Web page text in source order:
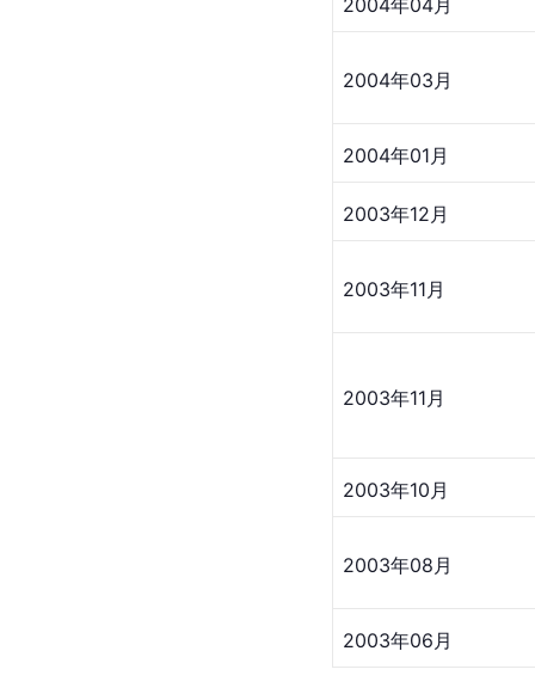
2004年03月
2004年01月
2003年12月
2003年11月
2003年11月
2003年10月
2003年08月
2003年06月